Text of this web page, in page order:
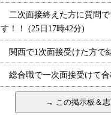
二次面接終えた方に質問で
す！！ (25日17時42分)
関西で1次面接受けた方で
総合職で一次面接受けて合